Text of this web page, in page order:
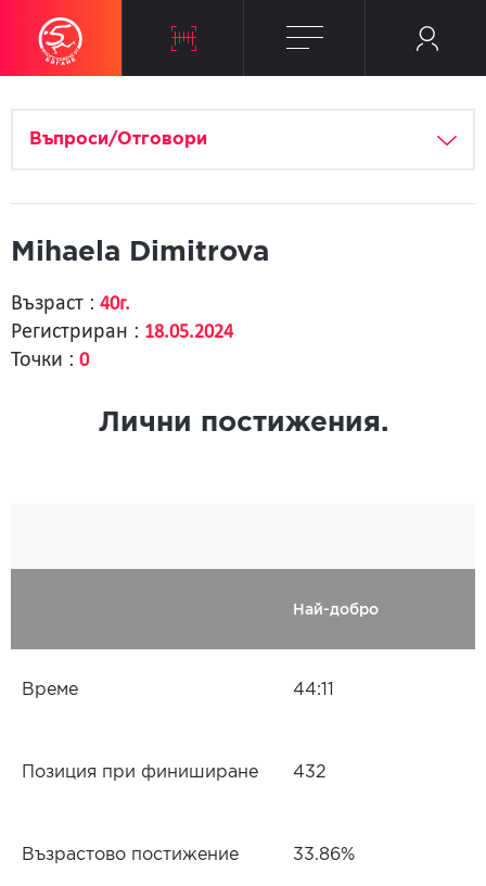
Въпроси/Отговори
Mihaela Dimitrova
Възраст : 40г.
Регистриран : 18.05.2024
Точки : 0
Лични постижения.
Най-добро
Време 44:11
Позиция при финиширане 432
Възрастово постижение 33.86%